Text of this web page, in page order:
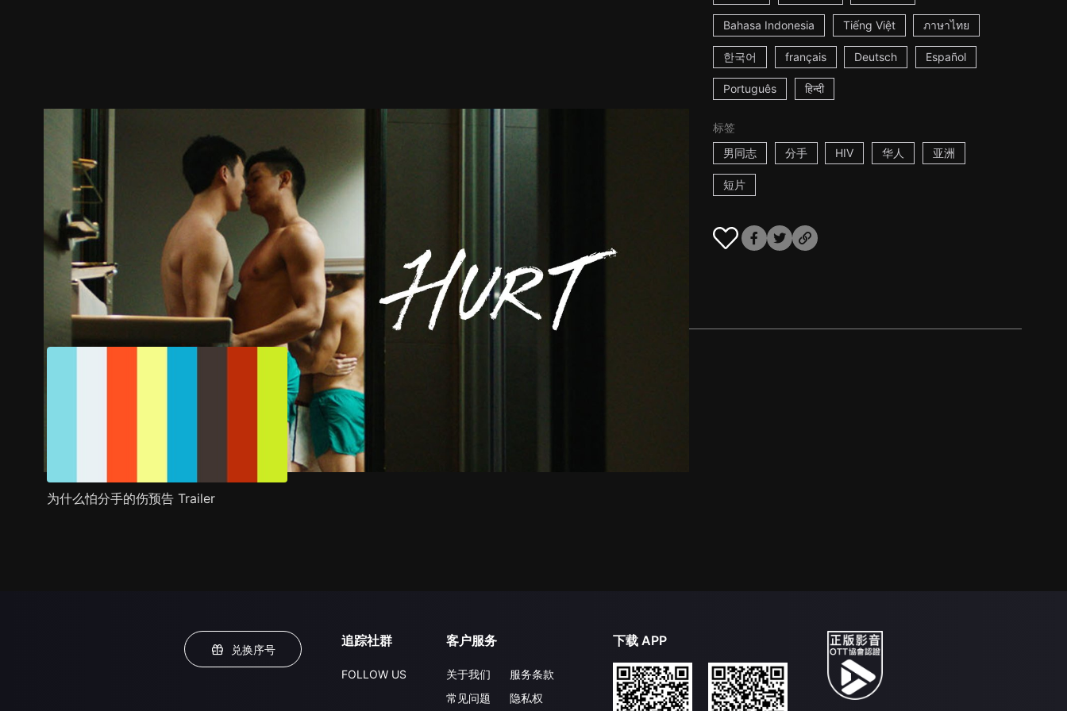
Bahasa Indonesia Tiếng Việt ภาษาไทย
한국어 français Deutsch Español
Português हिन्दी
标签
男同志
分手 HIV 华人 亚洲
短片
剧照 推荐影片 剧情介绍
为什么怕分手的伤预告 Trailer
兑换序号
追踪社群
FOLLOW US
客户服务
关于我们
常见问题
服务条款
隐私权
下载 APP